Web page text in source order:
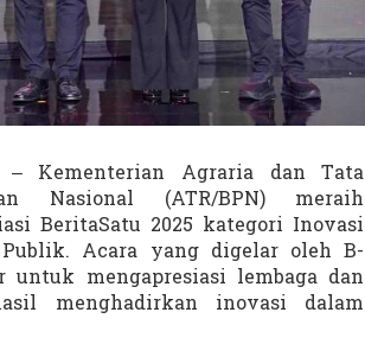
– Kementerian Agraria dan Tata
Nasional (ATR/BPN) meraih
BeritaSatu 2025 kategori Inovasi
Acara yang digelar oleh B-
untuk mengapresiasi lembaga dan
menghadirkan inovasi dalam